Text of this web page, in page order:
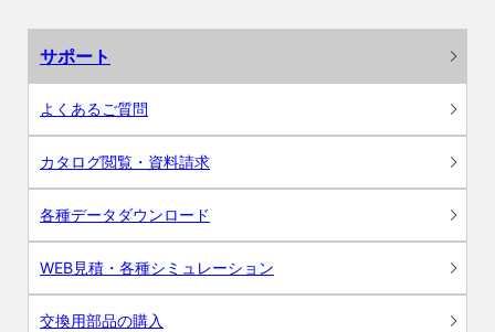
サポート
よくあるご質問
カタログ閲覧・資料請求
各種データダウンロード
WEB見積・各種シミュレーション
交換用部品の購入